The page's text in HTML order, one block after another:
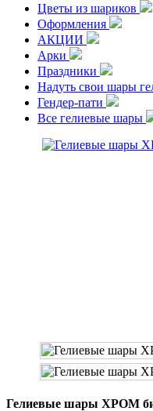
Цветы из шариков
Оформления
АКЦИИ
Арки
Праздники
Надуть свои шары
Гендер-пати
Все гелиевые шары
Гелиевые шары ХРОМ